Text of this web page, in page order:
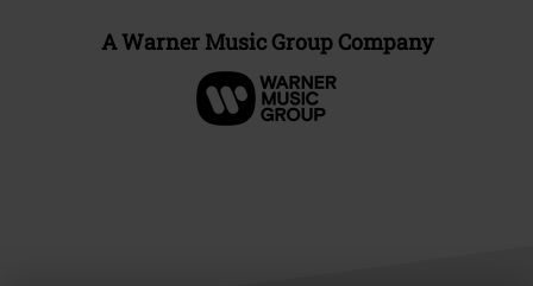
A Warner Music Group Company